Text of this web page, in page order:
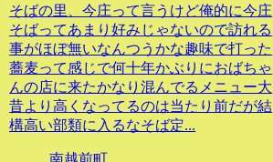
そばの里、今庄って言うけど俺的に今庄
そばってあまり好みじゃないので訪れる
事がほぼ無いなんつうかな趣味で打った
蕎麦って感じで何十年かぶりにおばちゃ
んの店に来たかなり混んでるメニュー大
昔より高くなってるのは当たり前だが結
構高い部類に入るなそば定...